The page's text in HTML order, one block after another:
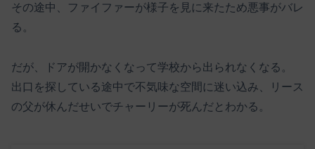
その途中、ファイファーが様子を見に来たため悪事がバレ
る。
だが、ドアが開かなくなって学校から出られなくなる。
出口を探している途中で不気味な空間に迷い込み、リース
の父が休んだせいでチャーリーが死んだとわかる。